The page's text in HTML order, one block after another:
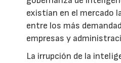
existían en el mercado
entre los más
empresas y
La irrupción de la